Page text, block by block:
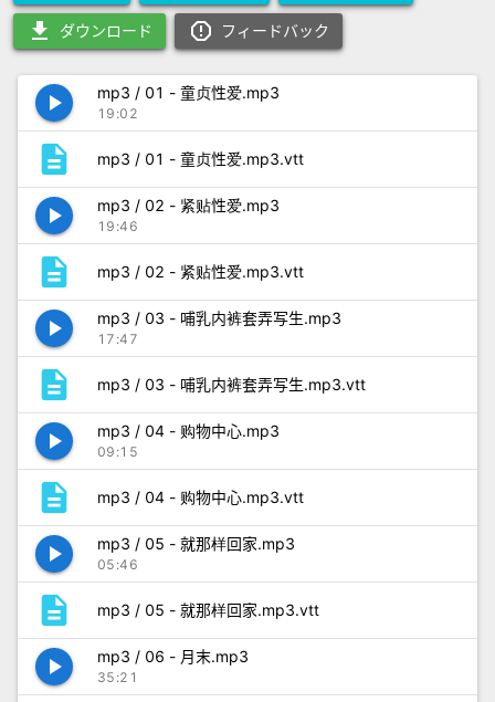
download ダウンロード report_gmailerrorred フィードバック
play_arrow mp3 / 01 - 童贞性爱.mp3
19:02
description mp3 / 01 - 童贞性爱.mp3.vtt
play_arrow mp3 / 02 - 紧贴性爱.mp3
19:46
description mp3 / 02 - 紧贴性爱.mp3.vtt
play_arrow mp3 / 03 - 哺乳内裤套弄写生.mp3
17:47
description mp3 / 03 - 哺乳内裤套弄写生.mp3.vtt
play_arrow mp3 / 04 - 购物中心.mp3
09:15
description mp3 / 04 - 购物中心.mp3.vtt
play_arrow mp3 / 05 - 就那样回家.mp3
05:46
description mp3 / 05 - 就那样回家.mp3.vtt
play_arrow mp3 / 06 - 月末.mp3
35:21